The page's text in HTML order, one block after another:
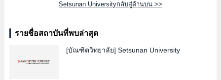
Setsunan Universityกลับสู่ด้านบน >>
รายชื่อสถาบันที่พบล่าสุด
[บัณฑิตวิทยาลัย] Setsunan University